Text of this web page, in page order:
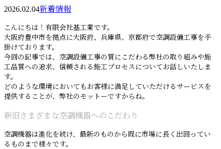
2026.02.04新着情報
こんにちは！有限会社基工業です。
大阪府豊中市を拠点に大阪府、兵庫県、京都府で空調設備工事を手
掛けております。
今回の記事では、空調設備工事の質にこだわる弊社の取り組みや施
工品質への追求、信頼される施工プロセスについてお話しいたしま
す。
どのような環境においてもお客様に満足していただけるサービスを
提供することが、弊社のモットーですからね。
新旧さまざまな空調機器へのこだわり
空調機器は進化を続け、最新のものから既に市場に長く出回ってい
るものまで様々です。